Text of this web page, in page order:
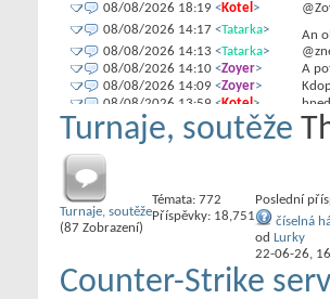
08/08/2026 18:19 <Kotel >
08/08/2026 14:17 <Tatarka>
An
08/08/2026 14:13 <Tatarka>
08/08/2026 14:10 <Zoyer>
A
08/08/2026 14:09 <Zoyer>
08/08/2026 13:59 <Kotel>
08/08/2026 13:58 < Kotel>
tvl
08/08/2026 13:52
08/08/2026 13:51
08/08/2026 13:49< >
aha,
08/08/2026 13:41 <Zoyer>
nas
DLDLDL>
<^nismo>
08/08/2026 12:20 <znedlob >
08/08/2026 10:55 < Tatarka>
Turnaje, soutěže
Turnaje, soutěže
(87 Zobrazení)
Témata: 772
Příspěvky: 18,751
Poslední
číselná
od Lurky
22-06-26,
Counter-Strike